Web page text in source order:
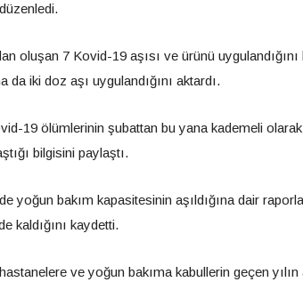
oluşan 7 Kovid-19 aşısı ve ürünü
da iki doz aşı uygulandığını aktardı.
19 ölümlerinin şubattan bu yana kademeli olarak
bilgisini paylaştı.
yoğun bakım kapasitesinin aşıldığına dair
kaldığını kaydetti.
ve yoğun bakıma kabullerin geçen